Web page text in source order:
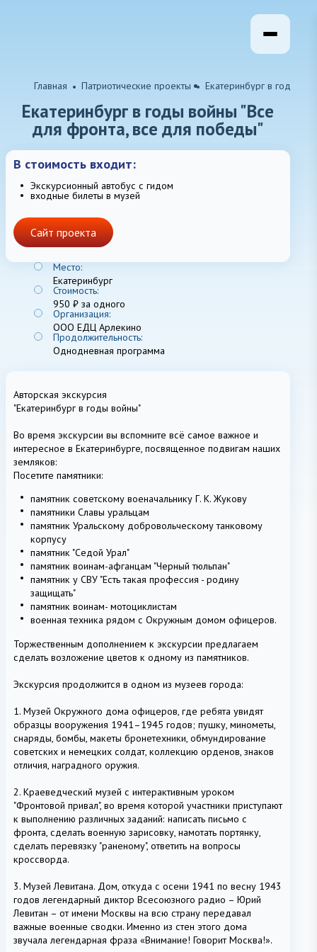
Главная Патриотические проекты Екатеринбург в годы
Екатеринбург в годы войны "Все
для фронта, все для победы"
В стоимость входит:
Экскурсионный автобус с гидом
входные билеты в музей
Сайт проекта
Место:
Екатеринбург
Стоимость:
950 ₽ за одного
Организация:
ООО ЕДЦ Арлекино
Продолжительность:
Однодневная программа
Авторская экскурсия
"Екатеринбург в годы войны"
Во время экскурсии вы вспомните всё самое важное и
интересное в Екатеринбурге, посвященное подвигам наших
земляков:
Посетите памятники:
памятник советскому военачальнику Г. К. Жукову
памятники Славы уральцам
памятник Уральскому добровольческому танковому
корпусу
памятник "Седой Урал"
памятник воинам-афганцам "Черный тюльпан"
памятник у СВУ "Есть такая профессия - родину
защищать"
памятник воинам- мотоциклистам
военная техника рядом с Окружным домом офицеров.
Торжественным дополнением к экскурсии предлагаем
сделать возложение цветов к одному из памятников.
Экскурсия продолжится в одном из музеев города:
1. Музей Окружного дома офицеров, где ребята увидят
образцы вооружения 1941–1945 годов; пушку, минометы,
снаряды, бомбы, макеты бронетехники, обмундирование
советских и немецких солдат, коллекцию орденов, знаков
отличия, наградного оружия.
2. Краеведческий музей с интерактивным уроком
"Фронтовой привал", во время которой участники приступают
к выполнению различных заданий: написать письмо с
фронта, сделать военную зарисовку, намотать портянку,
сделать перевязку "раненому", ответить на вопросы
кроссворда.
3. Музей Левитана. Дом, откуда с осени 1941 по весну 1943
годов легендарный диктор Всесоюзного радио – Юрий
Левитан – от имени Москвы на всю страну передавал
важные военные сводки. Именно из стен этого дома
звучала легендарная фраза «Внимание! Говорит Москва!».